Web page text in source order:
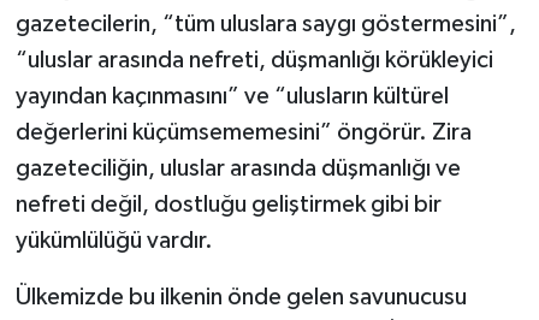
gazetecilerin, “tüm uluslara saygı göstermesini”,
“uluslar arasında nefreti, düşmanlığı körükleyici
yayından kaçınmasını” ve “ulusların kültürel
değerlerini küçümsememesini” öngörür. Zira
gazeteciliğin, uluslar arasında düşmanlığı ve
nefreti değil, dostluğu geliştirmek gibi bir
yükümlülüğü vardır.
Ülkemizde bu ilkenin önde gelen savunucusu